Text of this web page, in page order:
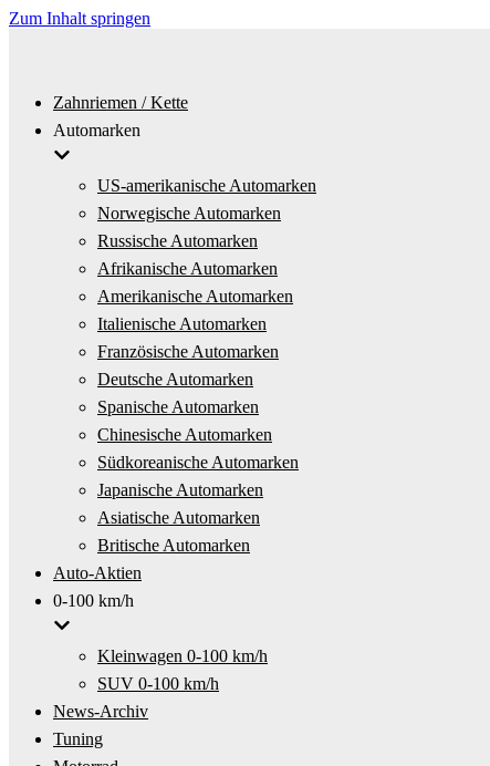
Zum Inhalt springen
Zahnriemen / Kette
Automarken
US-amerikanische Automarken
Norwegische Automarken
Russische Automarken
Afrikanische Automarken
Amerikanische Automarken
Italienische Automarken
Französische Automarken
Deutsche Automarken
Spanische Automarken
Chinesische Automarken
Südkoreanische Automarken
Japanische Automarken
Asiatische Automarken
Britische Automarken
Auto-Aktien
0-100 km/h
Kleinwagen 0-100 km/h
SUV 0-100 km/h
News-Archiv
Tuning